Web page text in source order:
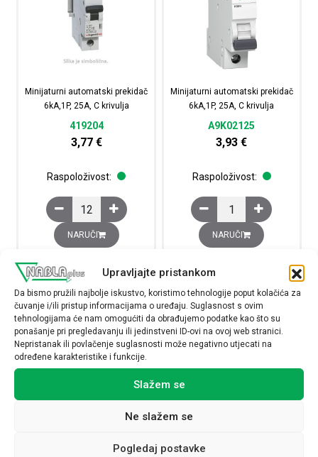
Upravljajte pristankom
Da bismo pružili najbolje iskustvo, koristimo tehnologije poput kolačića za
čuvanje i/ili pristup informacijama o uređaju. Suglasnost s ovim
tehnologijama će nam omogućiti da obrađujemo podatke kao što su
ponašanje pri pregledavanju ili jedinstveni ID-ovi na ovoj web stranici.
Nepristanak ili povlačenje suglasnosti može negativno utjecati na
određene karakteristike i funkcije.
Slažem se
Ne slažem se
Pogledaj postavke
Minijaturni automatski prekidač
6kA,1P, 25A, C krivulja
419204
3,77 €
Raspoloživost:
Minijaturni automatski prekidač 6kA,1P, 25A, C krivulja
NARUČI
Minijaturni automatski prekidač
6kA,1P, 25A, C krivulja
A9K02125
3,93€
Raspoloživost:
Minijaturni
NARUČI
6kA,1P, 25A, C krivulja
6kA,2P, 25A, B krivulja